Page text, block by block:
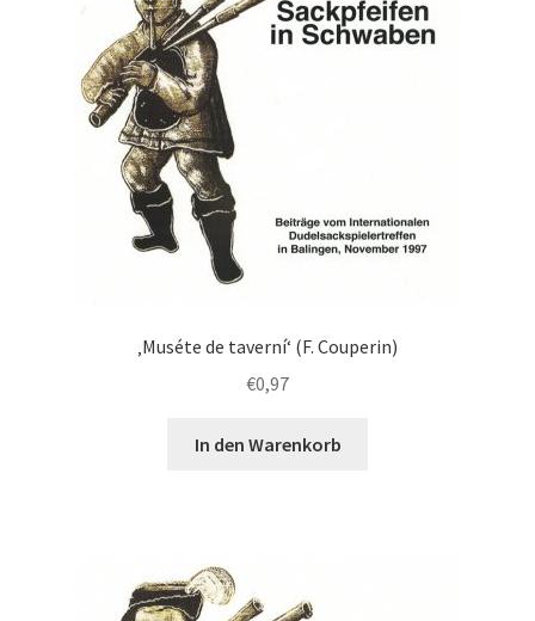
‚Muséte de taverní‘ (F. Couperin)
€0,97
In den Warenkorb